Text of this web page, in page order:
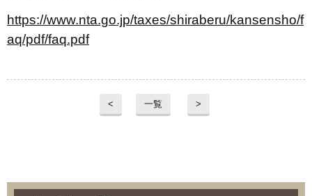
https://www.nta.go.jp/taxes/shiraberu/kansensho/f
aq/pdf/faq.pdf
< 一覧 >